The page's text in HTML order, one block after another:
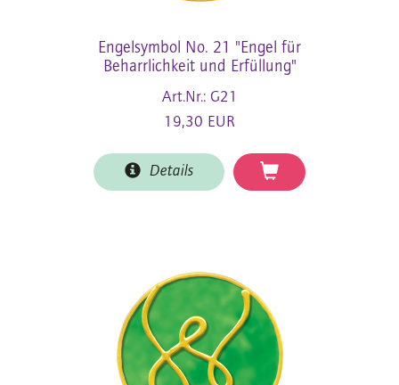
Engelsymbol No. 21 "Engel für
Beharrlichkeit und Erfüllung"
Art.Nr.: G21
19,30 EUR
Details